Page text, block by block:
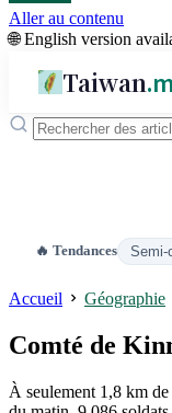
Aller au contenu
🌐 English version
Taiwan
🔥 Tendances Semi-
Accueil Géographie
Comté de
À seulement 1,8 km